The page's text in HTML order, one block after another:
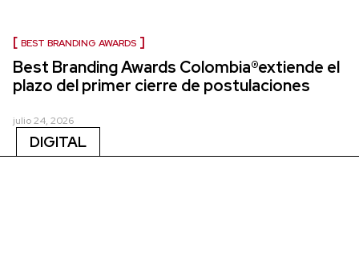
BEST BRANDING AWARDS
Best Branding Awards Colombia®extiende el
plazo del primer cierre de postulaciones
julio 24, 2026
DIGITAL